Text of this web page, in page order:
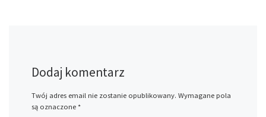
Dodaj komentarz
Twój adres email nie zostanie opublikowany. Wymagane pola
są oznaczone *